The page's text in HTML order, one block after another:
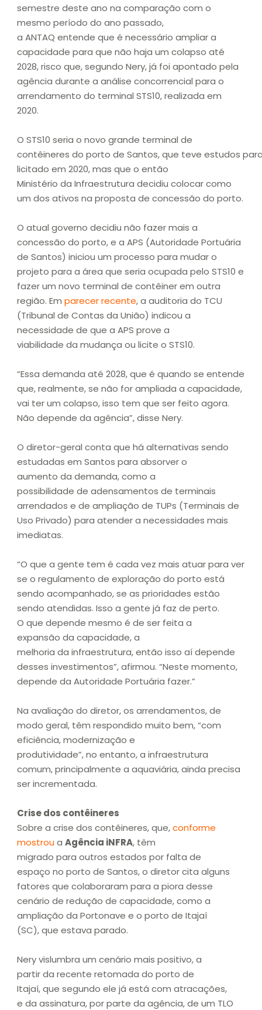
semestre deste ano na comparação com o
mesmo período do ano passado,
a ANTAQ entende que é necessário ampliar a
capacidade para que não haja um colapso até
2028, risco que, segundo Nery, já foi apontado pela
agência durante a análise concorrencial para o
arrendamento do terminal STS10, realizada em
2020.
O STS10 seria o novo grande terminal de
contêineres do porto de Santos, que teve estudos
licitado em 2020, mas que o então
Ministério da Infraestrutura decidiu colocar como
um dos ativos na proposta de concessão do porto.
O atual governo decidiu não fazer mais a
concessão do porto, e a APS (Autoridade Portuária
de Santos) iniciou um processo para mudar o
projeto para a área que seria ocupada pelo STS10 e
fazer um novo terminal de contêiner em outra
região. Em parecer recente, a auditoria do TCU
(Tribunal de Contas da União) indicou a
necessidade de que a APS prove a
viabilidade da mudança ou licite o STS10.
“Essa demanda até 2028, que é quando se entende
que, realmente, se não for ampliada a capacidade,
vai ter um colapso, isso tem que ser feito agora.
Não depende da agência”, disse Nery.
O diretor-geral conta que há alternativas sendo
estudadas em Santos para absorver o
aumento da demanda, como a
possibilidade de adensamentos de terminais
arrendados e de ampliação de TUPs (Terminais de
Uso Privado) para atender a necessidades mais
imediatas.
“O que a gente tem é cada vez mais atuar para ver
se o regulamento de exploração do porto está
sendo acompanhado, se as prioridades estão
sendo atendidas. Isso a gente já faz de perto.
O que depende mesmo é de ser feita a
expansão da capacidade, a
melhoria da infraestrutura, então isso aí depende
desses investimentos”, afirmou. “Neste momento,
depende da Autoridade Portuária fazer.”
Na avaliação do diretor, os arrendamentos, de
modo geral, têm respondido muito bem, “com
eficiência, modernização e
produtividade”, no entanto, a infraestrutura
comum, principalmente a aquaviária, ainda precisa
ser incrementada.
Crise dos contêineres
Sobre a crise dos contêineres, que,conforme
mostroua Agência iNFRA, têm
migrado para outros estados por falta de
espaço no porto de Santos, o diretor cita alguns
fatores que colaboraram para a piora desse
cenário de redução de capacidade, como a
ampliação da Portonave e o porto de Itajaí
(SC), que estava parado.
Nery vislumbra um cenário mais positivo, a
partir da recente retomada do porto de
Itajaí, que segundo ele já está com atracações,
e da assinatura, por parte da agência, de um TLO